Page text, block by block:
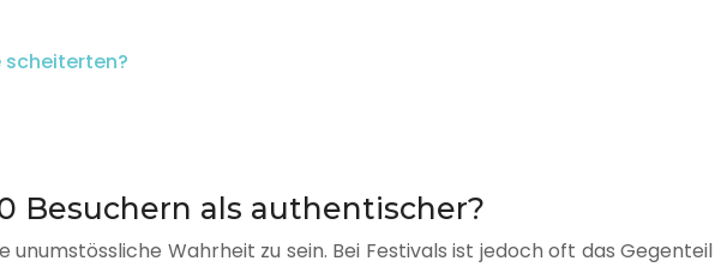
scheiterten?
Besuchern als authentischer?
Wahrheit zu sein. Bei Festivals ist jedoch oft das Gegenteil